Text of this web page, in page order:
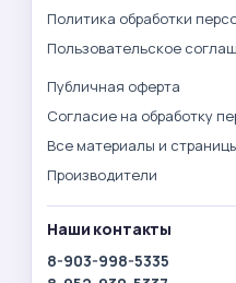
Политика обработки
Пользовательское
Публичная оферта
Согласие на обработку
Все материалы и
Производители
Наши контакты
8-903-998-5335